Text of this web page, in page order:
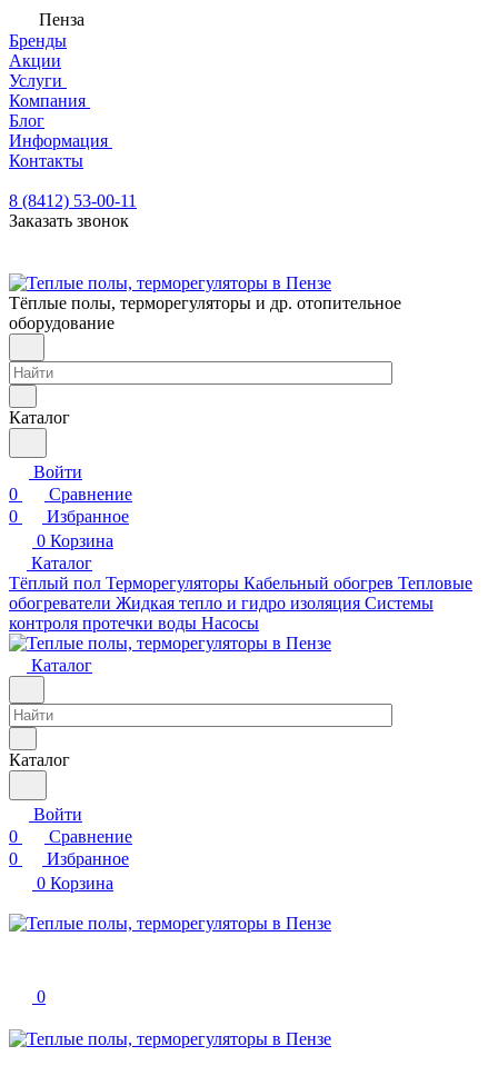
Пенза
Бренды
Акции
Услуги
Компания
Блог
Информация
Контакты
8 (8412) 53-00-11
Заказать звонок
Тёплые полы, терморегуляторы и др. отопительное
оборудование
Каталог
Войти
0
Сравнение
0
Избранное
0 Корзина
Каталог
Тёплый пол Терморегуляторы Кабельный обогрев Тепловые
обогреватели Жидкая тепло и гидро изоляция Системы
контроля протечки воды Насосы
Каталог
Каталог
Войти
0
Сравнение
0
Избранное
0 Корзина
0